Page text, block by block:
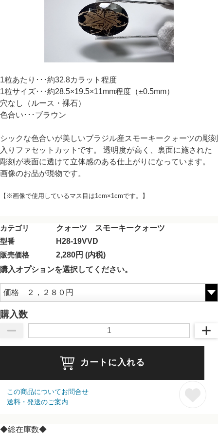
1粒あたり･･･約32.8カラット程度
1粒サイズ･･･約28.5×19.5×11mm程度（±0.5mm）
穴なし（ルース・裸石）
色合い･･･ブラウン
シックな色合いが美しいブラジル産スモーキークォーツの彫刻
入りファセットカットです。 透明度が高く、裏面に施された
彫刻が表面に透けて立体感のある仕上がりになっています。
画像のお品が現物です。
【※画像で使用しているマス目は1cm×1cmです。】
カテゴリ
クォーツ スモーキークォーツ
型番
H28-19VVD
販売価格
2,280円 (内税)
購入オプションを選択してください。
購入数
カートに入れる
この商品についてお問合せ
送料・発送のご案内
◆総在庫数◆